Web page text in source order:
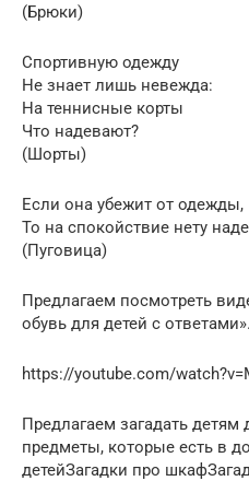
(Брюки)
Спортивную одежду
Не знает лишь невежда:
На теннисные корты
Что надевают?
(Шорты)
Если она убежит от одежды,
То на спокойствие нету
(Пуговица)
Предлагаем посмотреть
обувь для детей с ответами».
https://youtube.com/
Предлагаем загадать детям
предметы, которые есть в
детейЗагадки про